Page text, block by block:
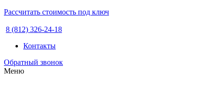
Рассчитать стоимость под ключ
8 (812) 326-24-18
Контакты
Обратный звонок
Меню